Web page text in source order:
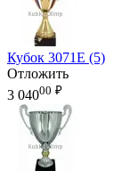
Кубок 3071E (5)
Отложить
3 04000 ₽